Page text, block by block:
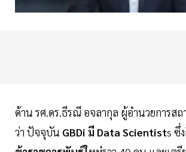
ด้าน รศ.ดร.ธีรณี อจลากุล ผู้อำนวยการส
ว่า ปัจจุบัน GBDi มี Data Scientists ซึ่